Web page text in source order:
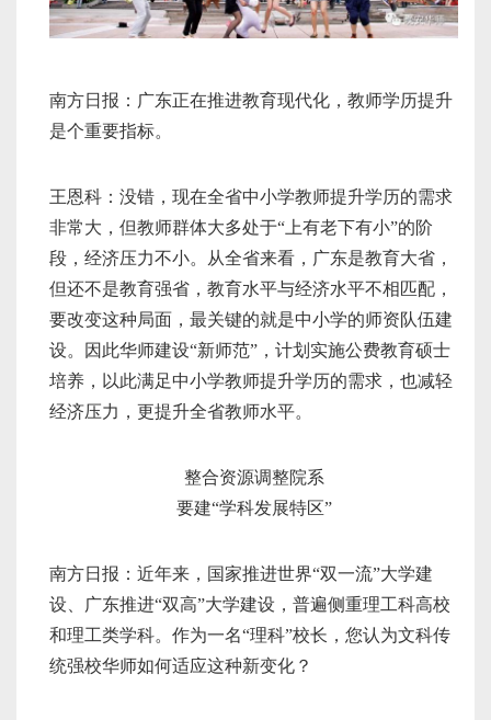
南方日报：广东正在推进教育现代化，教师学历提升
是个重要指标。
王恩科：没错，现在全省中小学教师提升学历的需求
非常大，但教师群体大多处于“上有老下有小”的阶
段，经济压力不小。从全省来看，广东是教育大省，
但还不是教育强省，教育水平与经济水平不相匹配，
要改变这种局面，最关键的就是中小学的师资队伍建
设。因此华师建设“新师范”，计划实施公费教育硕士
培养，以此满足中小学教师提升学历的需求，也减轻
经济压力，更提升全省教师水平。
整合资源调整院系
要建“学科发展特区”
南方日报：近年来，国家推进世界“双一流”大学建
设、广东推进“双高”大学建设，普遍侧重理工科高校
和理工类学科。作为一名“理科”校长，您认为文科传
统强校华师如何适应这种新变化？